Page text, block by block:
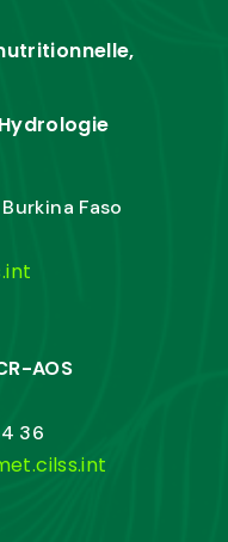
Faso
AOS
36